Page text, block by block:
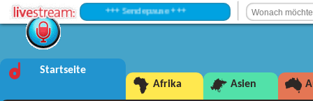
+++ Sendepause +++
Startseite
Afrika
Asien